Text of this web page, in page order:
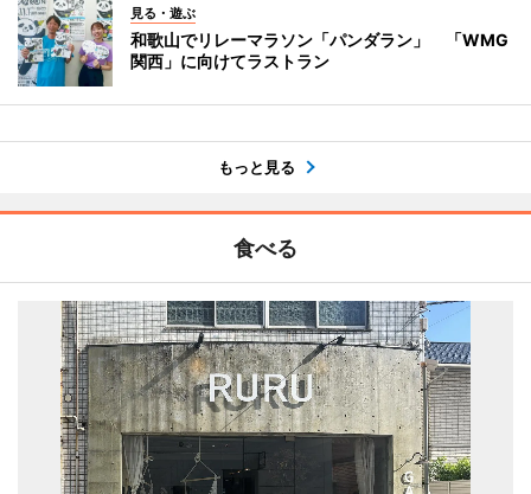
見る・遊ぶ
和歌山でリレーマラソン「パンダラン」 「WMG
関西」に向けてラストラン
もっと見る
食べる